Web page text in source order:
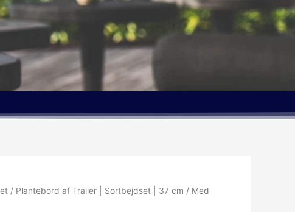
/ Plantebord af Traller | Sortbejdset | 37 cm / Med